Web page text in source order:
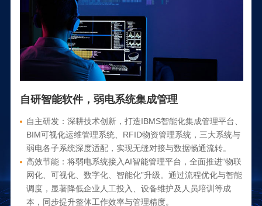
自研智能软件，弱电系统集成管理
自主研发：深耕技术创新，打造IBMS智能化集成管理平台、
BIM可视化运维管理系统、RFID物资管理系统，三大系统与
弱电各子系统深度适配，实现无缝对接与数据畅通流转。
高效节能：将弱电系统接入AI智能管理平台，全面推进“物联
网化、可视化、数字化、智能化”升级。通过流程优化与智能
调度，显著降低企业人工投入、设备维护及人员培训等成
本，同步提升整体工作效率与管理精度。